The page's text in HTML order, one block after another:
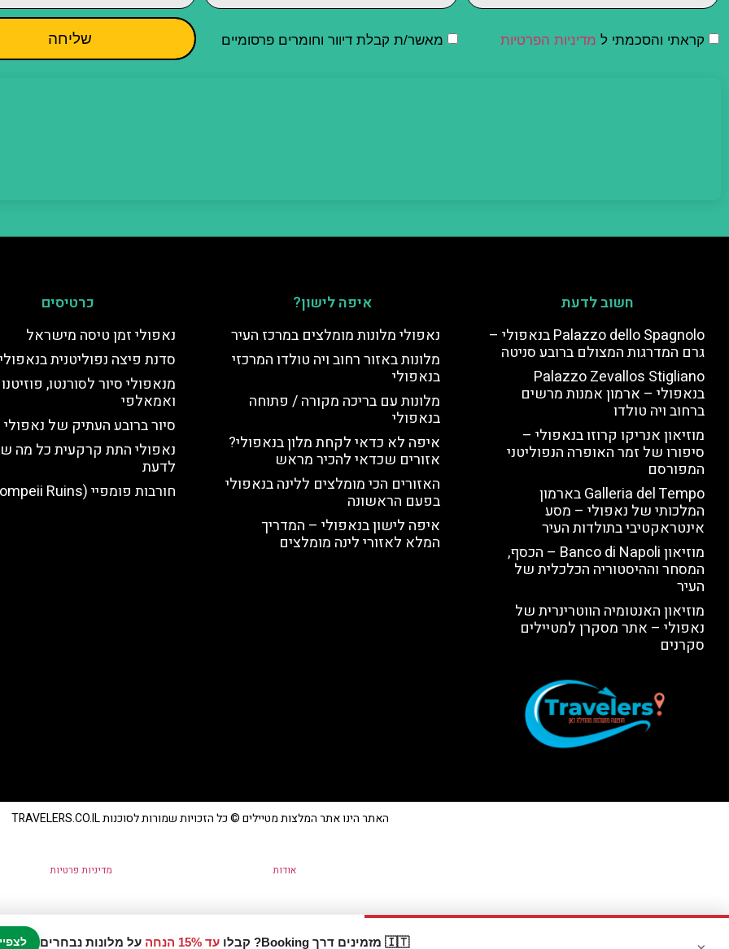
🇮🇹 מזמינים דרך Booking? קבלו עד 15% הנחה על מלונות נבחרים
קראתי והסכמתי ל מדיניות הפרטיות מאשר/ת קבלת דיוור וחומרים פרסומיים שליחה
חשוב לדעת
Palazzo dello Spagnolo בנאפולי –
גרם המדרגות המצולם ברובע סניטה
Palazzo Zevallos Stigliano
בנאפולי – ארמון אמנות מרשים
ברחוב ויה טולדו
מוזיאון אנריקו קרוזו בנאפולי –
סיפורו של זמר האופרה הנפוליטני
המפורסם
Galleria del Tempo בארמון
המלכותי של נאפולי – מסע
אינטראקטיבי בתולדות העיר
מוזיאון Banco di Napoli – הכסף,
המסחר וההיסטוריה הכלכלית של
העיר
מוזיאון האנטומיה הווטרינרית של
נאפולי – אתר מסקרן למטיילים
סקרנים
איפה לישון?
נאפולי מלונות מומלצים במרכז העיר
מלונות באזור רחוב ויה טולדו המרכזי
בנאפולי
מלונות עם בריכה מקורה / פתוחה
בנאפולי
איפה לא כדאי לקחת מלון בנאפולי?
אזורים שכדאי להכיר מראש
האזורים הכי מומלצים ללינה בנאפולי
בפעם הראשונה
איפה לישון בנאפולי – המדריך
המלא לאזורי לינה מומלצים
כרטיסים
נאפולי זמן טיסה מישראל
סדנת פיצה נפוליטנית בנאפולי
מנאפולי סיור לסורנטו, פוזיטנו
ואמאלפי
סיור ברובע העתיק של נאפולי
נאפולי התת קרקעית כל מה
לדעת
חורבות פומפיי (Pompeii Ruins)
האתר הינו אתר המלצות מטיילים © כל הזכויות שמורות לסוכנות TRAVELERS.CO.IL
אודות מדיניות פרטיות